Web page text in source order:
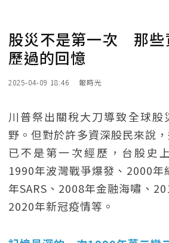
股災不是第一次 那些
歷過的回憶
2025-04-09 18:46 報時光
川普祭出關稅大刀導致全球股
野。但對於許多資深股民來說
已不是第一次經歷，台股史
1990年波灣戰爭爆發、2000年
年SARS、2008年金融海嘯、
2020年新冠疫情等。